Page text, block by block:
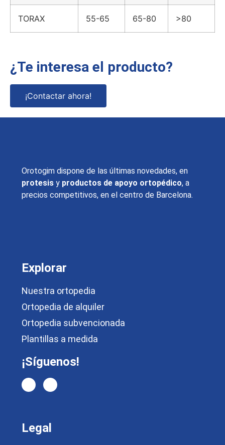
TORAX 55-65 65-80 >80
¿Te interesa el producto?
¡Contactar ahora!
Orotogim dispone de las últimas novedades, en
protesis y productos de apoyo ortopédico, a
precios competitivos, en el centro de Barcelona.
Explorar
Nuestra ortopedia
Ortopedia de alquiler
Ortopedia subvencionada
Plantillas a medida
¡Síguenos!
Legal